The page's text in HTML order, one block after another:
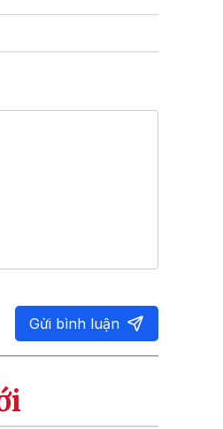
Gửi bình luận